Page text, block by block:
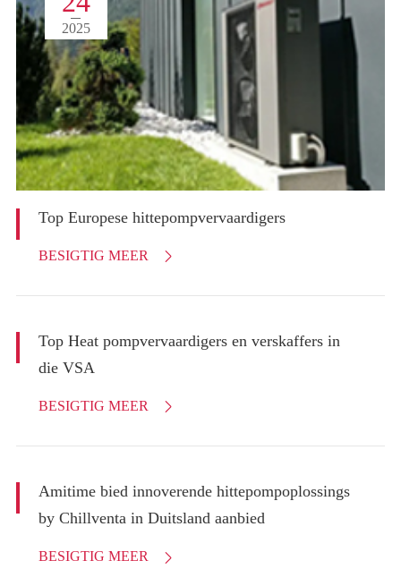
2025
Top Europese hittepompvervaardigers
BESIGTIG MEER 
Top Heat pompvervaardigers en verskaffers in
die VSA
BESIGTIG MEER 
Amitime bied innoverende hittepompoplossings
by Chillventa in Duitsland aanbied
BESIGTIG MEER 